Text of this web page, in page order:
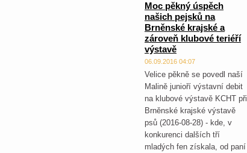
Moc pěkný úspěch
našich pejsků na
Brněnské krajské a
zároveň klubové teriéří
výstavě
06.09.2016 04:07
Velice pěkně se povedl naší
Malině junioří výstavní debit
na klubové výstavě KCHT při
Brněnské krajské výstavě
psů (2016-08-28) - kde, v
konkurenci dalších tří
mladých fen získala, od paní